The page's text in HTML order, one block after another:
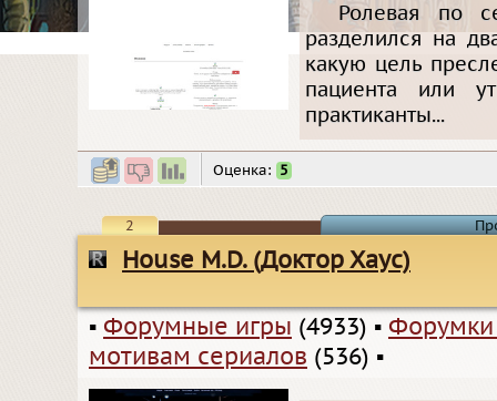
Ролевая по
разделился на
какую цель
пациента или
практиканты...
Оценка: 5
2
House M.D. (Доктор Хаус)
▪ Форумные игры (4933) ▪
мотивам сериалов (536) ▪